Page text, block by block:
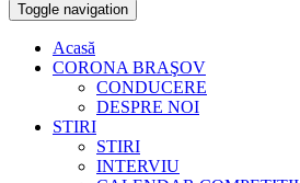
Toggle navigation
Acasă
CORONA BRAŞOV
CONDUCERE
DESPRE NOI
STIRI
STIRI
INTERVIU